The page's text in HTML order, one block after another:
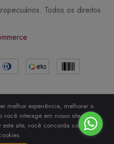
Todos os direitos
melhor experiência, melhorar o
você interage em nosso site e
site, você concorda com o uso